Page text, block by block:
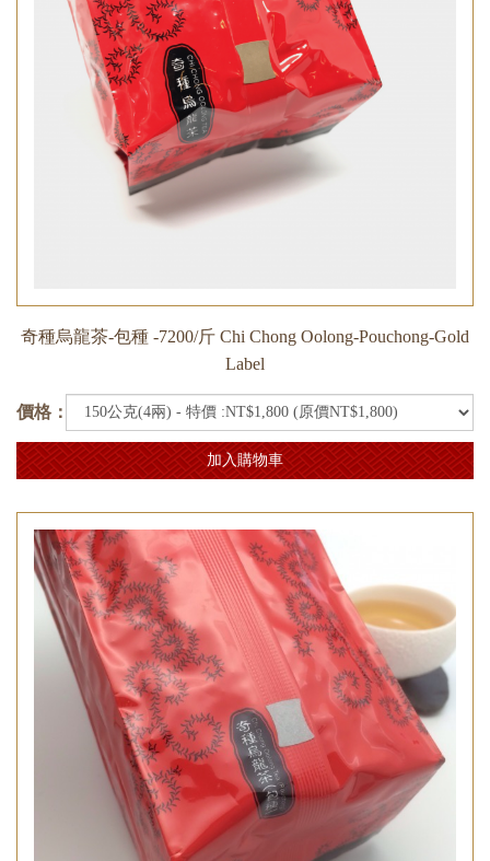
奇種烏龍茶-包種 -7200/斤 Chi Chong Oolong-Pouchong-Gold
Label
價格：
加入購物車